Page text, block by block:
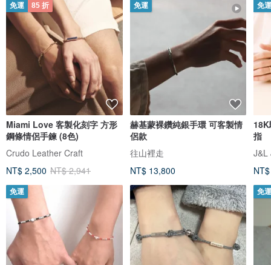
免運 85 折
Miami Love 客製化刻字 方形
鋼條情侶手鍊 (8色)
Crudo Leather Craft
NT$ 2,500 NT$ 2,941
免運
免運
赫基蒙裸鑽純銀手環 可客製情
侶款
往山裡走
NT$ 13,800
免
指
J&L
免